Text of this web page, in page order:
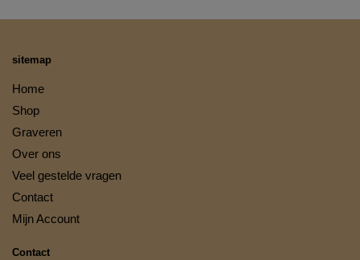
sitemap
Home
Shop
Graveren
Over ons
Veel gestelde vragen
Contact
Mijn Account
Contact